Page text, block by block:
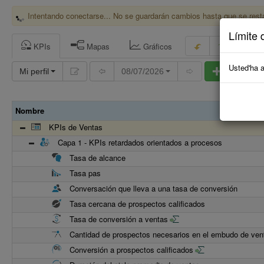
Intentando conectarse... No se guardarán cambios hasta que se
KPIs Mapas Gráficos
Mi perfil 08/07/2026 Agregar
Nombre
KPIs de Ventas
Capa 1 - KPIs retardados orientados a procesos
Tasa de alcance
Tasa pas
Conversación que lleva a una tasa de conversión
Tasa cercana de prospectos calificados
Tasa de conversión a ventas
Cantidad de prospectos necesarios en el embudo de
Conversión a prospectos calificados
Límite
Usted'ha